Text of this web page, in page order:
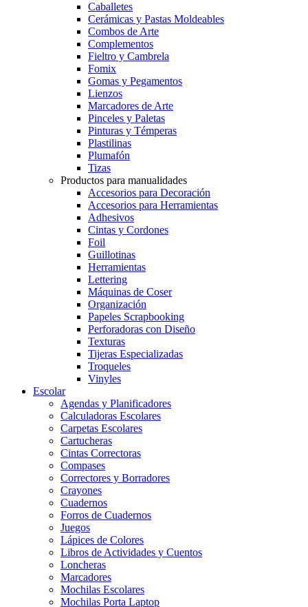
Caballetes
Cerámicas y Pastas Moldeables
Combos de Arte
Complementos
Fieltro y Cambrela
Fomix
Gomas y Pegamentos
Lienzos
Marcadores de Arte
Pinceles y Paletas
Pinturas y Témperas
Plastilinas
Plumafón
Tizas
Productos para manualidades
Accesorios para Decoración
Accesorios para Herramientas
Adhesivos
Cintas y Cordones
Foil
Guillotinas
Herramientas
Lettering
Máquinas de Coser
Organización
Papeles Scrapbooking
Perforadoras con Diseño
Texturas
Tijeras Especializadas
Troqueles
Vinyles
Escolar
Agendas y Planificadores
Calculadoras Escolares
Carpetas Escolares
Cartucheras
Cintas Correctoras
Compases
Correctores y Borradores
Crayones
Cuadernos
Forros de Cuadernos
Juegos
Lápices de Colores
Libros de Actividades y Cuentos
Loncheras
Marcadores
Mochilas Escolares
Mochilas Porta Laptop